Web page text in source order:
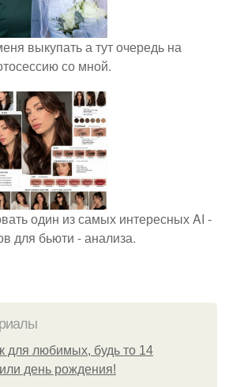
выкупать а тут очередь на
со мной.
один из самых интересных AI -
для бьюти - анализа.
для любимых, будь то 14
день рождения!